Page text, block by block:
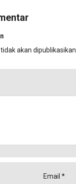
akan dipublikasikan.
Email *